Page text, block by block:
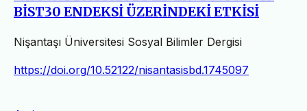
BİST30 ENDEKSİ ÜZERİNDEKİ ETKİSİ
Nişantaşı Üniversitesi Sosyal Bilimler Dergisi
https://doi.org/10.52122/nisantasisbd.1745097